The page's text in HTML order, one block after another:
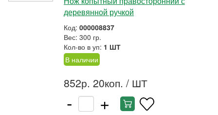
деревянной ручкой
Код: 000008837
Вес: 300 гр.
Кол-во в уп: 1 ШТ
В наличии
852р. 20коп. / ШТ
- +